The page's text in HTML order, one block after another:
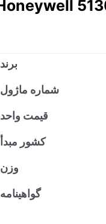
برند
شماره ماژول
قیمت واحد
کشور مبدأ
وزن
گواهینامه